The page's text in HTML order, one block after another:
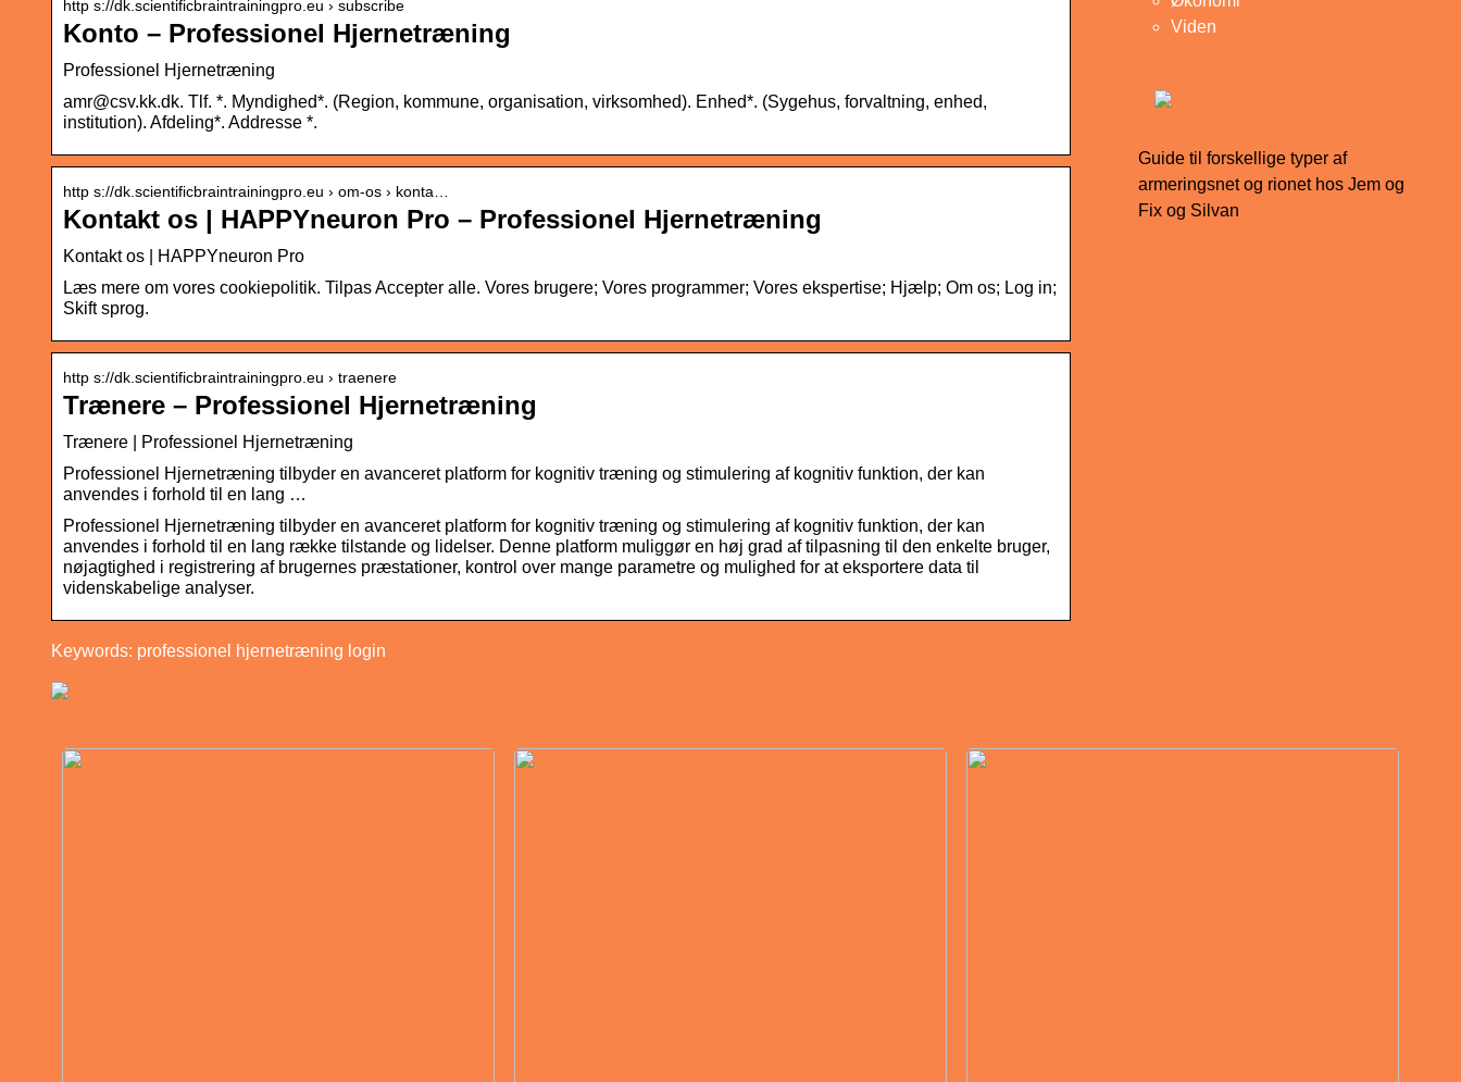
http s://dk.scientificbraintrainingpro.eu › subscribe
Konto – Professionel Hjernetræning
Professionel Hjernetræning
amr@csv.kk.dk. Tlf. *. Myndighed*. (Region, kommune, organisation, virksomhed). Enhed*. (Sygehus, forvaltning, enhed,
institution). Afdeling*. Addresse *.
http s://dk.scientificbraintrainingpro.eu › om-os › konta…
Kontakt os | HAPPYneuron Pro – Professionel Hjernetræning
Kontakt os | HAPPYneuron Pro
Læs mere om vores cookiepolitik. Tilpas Accepter alle. Vores brugere; Vores programmer; Vores ekspertise; Hjælp; Om os; Log in;
Skift sprog.
http s://dk.scientificbraintrainingpro.eu › traenere
Trænere – Professionel Hjernetræning
Trænere | Professionel Hjernetræning
Professionel Hjernetræning tilbyder en avanceret platform for kognitiv træning og stimulering af kognitiv funktion, der kan
anvendes i forhold til en lang …
Professionel Hjernetræning tilbyder en avanceret platform for kognitiv træning og stimulering af kognitiv funktion, der kan
anvendes i forhold til en lang række tilstande og lidelser. Denne platform muliggør en høj grad af tilpasning til den enkelte bruger,
nøjagtighed i registrering af brugernes præstationer, kontrol over mange parametre og mulighed for at eksportere data til
videnskabelige analyser.
Keywords: professionel hjernetræning login
Viden
Guide til forskellige typer af
armeringsnet og rionet hos Jem og
Fix og Silvan